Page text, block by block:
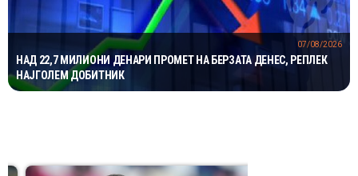
НАД 22,7 МИЛИОНИ ДЕНАРИ ПРОМЕТ НА БЕРЗАТА ДЕНЕС, РЕПЛЕК
НАЈГОЛЕМ ДОБИТНИК
07/08/2026